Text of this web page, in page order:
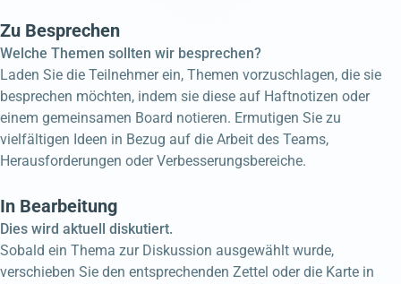
Zu Besprechen
Welche Themen sollten wir besprechen?
Laden Sie die Teilnehmer ein, Themen vorzuschlagen, die sie
besprechen möchten, indem sie diese auf Haftnotizen oder
einem gemeinsamen Board notieren. Ermutigen Sie zu
vielfältigen Ideen in Bezug auf die Arbeit des Teams,
Herausforderungen oder Verbesserungsbereiche.
In Bearbeitung
Dies wird aktuell diskutiert.
Sobald ein Thema zur Diskussion ausgewählt wurde,
verschieben Sie den entsprechenden Zettel oder die Karte in